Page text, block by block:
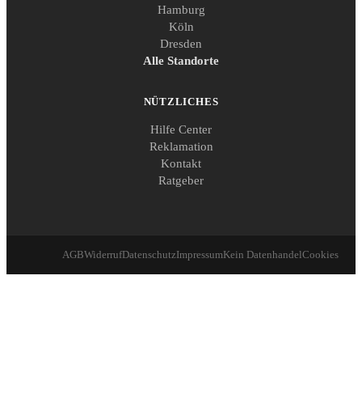
Hamburg
Köln
Dresden
Alle Standorte
NÜTZLICHES
Hilfe Center
Reklamation
Kontakt
Ratgeber
AGBWiderrufDatenschutzImpressumKein DatenhandelCookies